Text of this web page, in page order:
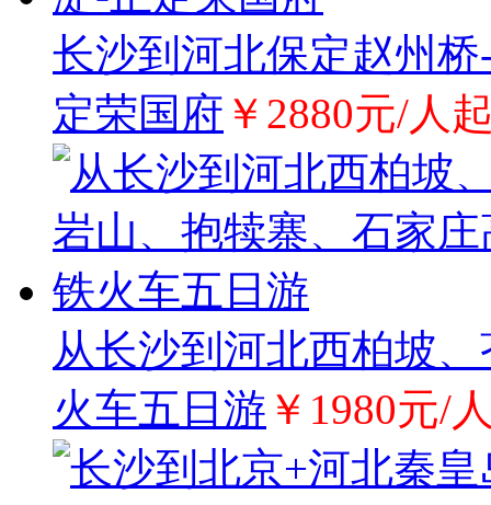
长沙到河北保定赵州
定荣国府 ￥2880元/人
从长沙到河北西柏坡
火车五日游 ￥1980元/